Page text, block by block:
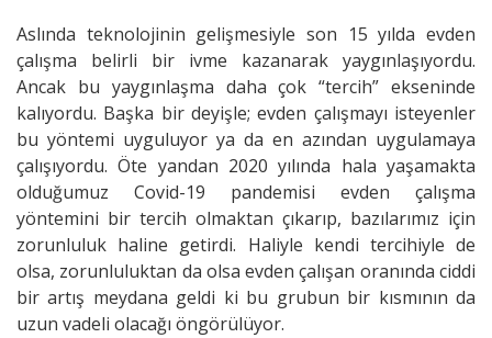
Aslında teknolojinin gelişmesiyle son 15 yılda evden
çalışma belirli bir ivme kazanarak yaygınlaşıyordu.
Ancak bu yaygınlaşma daha çok “tercih” ekseninde
kalıyordu. Başka bir deyişle; evden çalışmayı isteyenler
bu yöntemi uyguluyor ya da en azından uygulamaya
çalışıyordu. Öte yandan 2020 yılında hala yaşamakta
olduğumuz Covid-19 pandemisi evden çalışma
yöntemini bir tercih olmaktan çıkarıp, bazılarımız için
zorunluluk haline getirdi. Haliyle kendi tercihiyle de
olsa, zorunluluktan da olsa evden çalışan oranında ciddi
bir artış meydana geldi ki bu grubun bir kısmının da
uzun vadeli olacağı öngörülüyor.